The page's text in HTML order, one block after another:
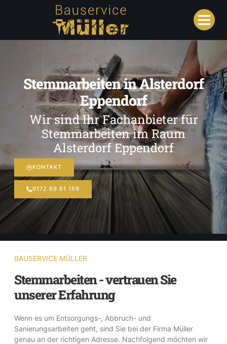
Stemmarbeiten in Alsterdorf
Eppendorf
Wir sind Ihr Fachanbieter für
Stemmarbeiten im Raum
Alsterdorf Eppendorf
KONTAKT
0172 69 61 159
BAUSERVICE MÜLLER
Stemmarbeiten - vertrauen Sie
unserer Erfahrung
Wenn es um Entsorgungs-, Abbruch- und
Sanierungsarbeiten geht, sind Sie bei der Firma Müller
genau an der richtigen Adresse. Nachfolgend möchten wir